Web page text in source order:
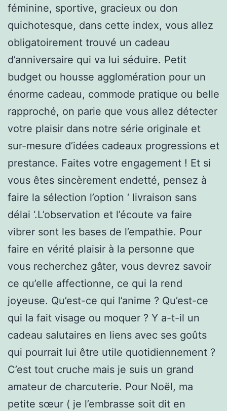
féminine, sportive, gracieux ou don
quichotesque, dans cette index, vous allez
obligatoirement trouvé un cadeau
d’anniversaire qui va lui séduire. Petit
budget ou housse agglomération pour un
énorme cadeau, commode pratique ou belle
rapproché, on parie que vous allez détecter
votre plaisir dans notre série originale et
sur-mesure d’idées cadeaux progressions et
prestance. Faites votre engagement ! Et si
vous êtes sincèrement endetté, pensez à
faire la sélection l’option ‘ livraison sans
délai ‘.L’observation et l’écoute va faire
vibrer sont les bases de l’empathie. Pour
faire en vérité plaisir à la personne que
vous recherchez gâter, vous devrez savoir
ce qu’elle affectionne, ce qui la rend
joyeuse. Qu’est-ce qui l’anime ? Qu’est-ce
qui la fait visage ou moquer ? Y a-t-il un
cadeau salutaires en liens avec ses goûts
qui pourrait lui être utile quotidiennement ?
C’est tout cruche mais je suis un grand
amateur de charcuterie. Pour Noël, ma
petite sœur ( je l’embrasse soit dit en